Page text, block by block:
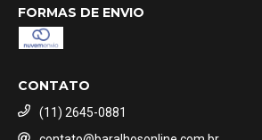
FORMAS DE ENVIO
CONTATO
(11) 2645-0881